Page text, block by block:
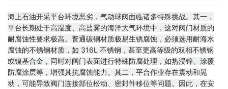
海上石油开采平台环境恶劣，气动球阀面临诸多特殊挑战。其一，
平台长期处于高湿度、高盐雾的海洋大气环境中，这对阀门材质的
耐腐蚀性要求极高。普通碳钢材质极易生锈腐蚀，必须选用耐海水
腐蚀的不锈钢材质，如 316L 不锈钢，甚至更高等级的双相不锈钢
或镍基合金，同时对阀门表面进行特殊防腐处理，如热浸锌、涂覆
防腐涂层等，增强其抗腐蚀能力。其二，平台作业存在震动和晃
动，可能导致阀门连接部位松动、密封件移位等问题。因此，在安